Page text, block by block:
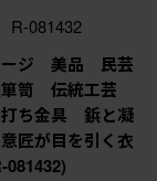
R-081432
ージ 美品 民芸
笥 伝統工芸
ち金具 鋲と凝
匠が目を引く衣